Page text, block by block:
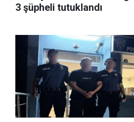
3 şüpheli tutuklandı